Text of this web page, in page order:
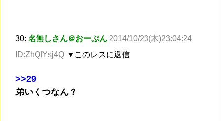
30: 名無しさん＠おーぷん 2014/10/23(木)23:04:24
ID:ZhQfYsj4Q ▼このレスに返信
>>29
弟いくつなん？